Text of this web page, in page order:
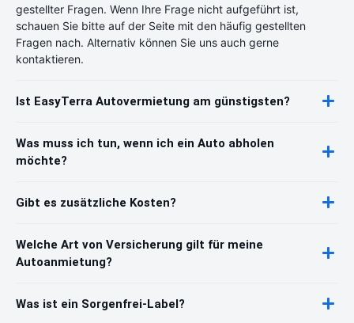
gestellter Fragen. Wenn Ihre Frage nicht aufgeführt ist,
schauen Sie bitte auf der Seite mit den häufig gestellten
Fragen nach. Alternativ können Sie uns auch gerne
kontaktieren.
Ist EasyTerra Autovermietung am günstigsten?
Was muss ich tun, wenn ich ein Auto abholen
möchte?
Gibt es zusätzliche Kosten?
Welche Art von Versicherung gilt für meine
Autoanmietung?
Was ist ein Sorgenfrei-Label?